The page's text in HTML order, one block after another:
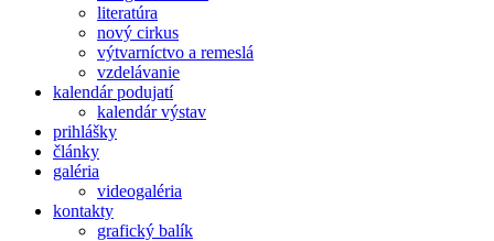
literatúra
nový cirkus
výtvarníctvo a remeslá
vzdelávanie
kalendár podujatí
kalendár výstav
prihlášky
články
galéria
videogaléria
kontakty
grafický balík